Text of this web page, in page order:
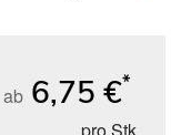
ab 6,75 €*